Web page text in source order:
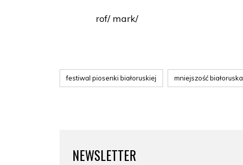
rof/ mark/
festiwal piosenki białoruskiej mniejszość białoruska
NEWSLETTER